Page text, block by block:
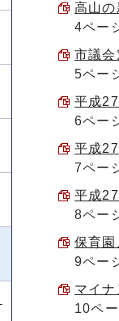
高山
4ペー
市議会
5ペー
平成
6ペー
平成
7ペー
平成
8ペー
保育園
9ペー
マイ
10ペ